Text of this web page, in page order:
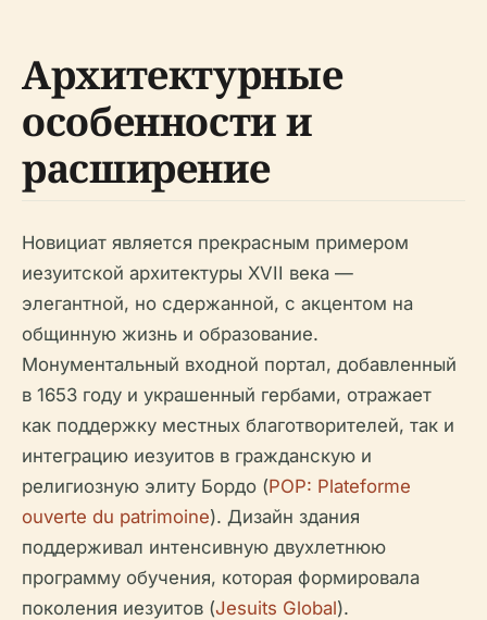
Архитектурные
особенности и
расширение
Новициат является прекрасным примером
иезуитской архитектуры XVII века —
элегантной, но сдержанной, с акцентом на
общинную жизнь и образование.
Монументальный входной портал, добавленный
в 1653 году и украшенный гербами, отражает
как поддержку местных благотворителей, так и
интеграцию иезуитов в гражданскую и
религиозную элиту Бордо (POP: Plateforme
ouverte du patrimoine). Дизайн здания
поддерживал интенсивную двухлетнюю
программу обучения, которая формировала
поколения иезуитов (Jesuits Global).